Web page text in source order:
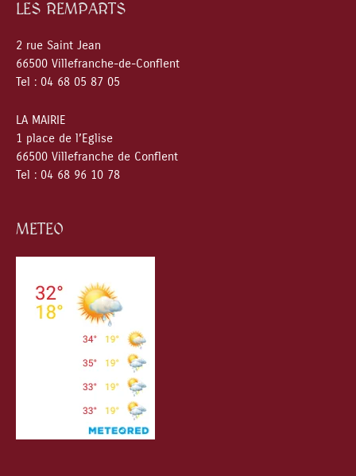
LES REMPARTS
2 rue Saint Jean
66500 Villefranche-de-Conflent
Tel : 04 68 05 87 05
LA MAIRIE
1 place de l’Eglise
66500 Villefranche de Conflent
Tel : 04 68 96 10 78
METEO